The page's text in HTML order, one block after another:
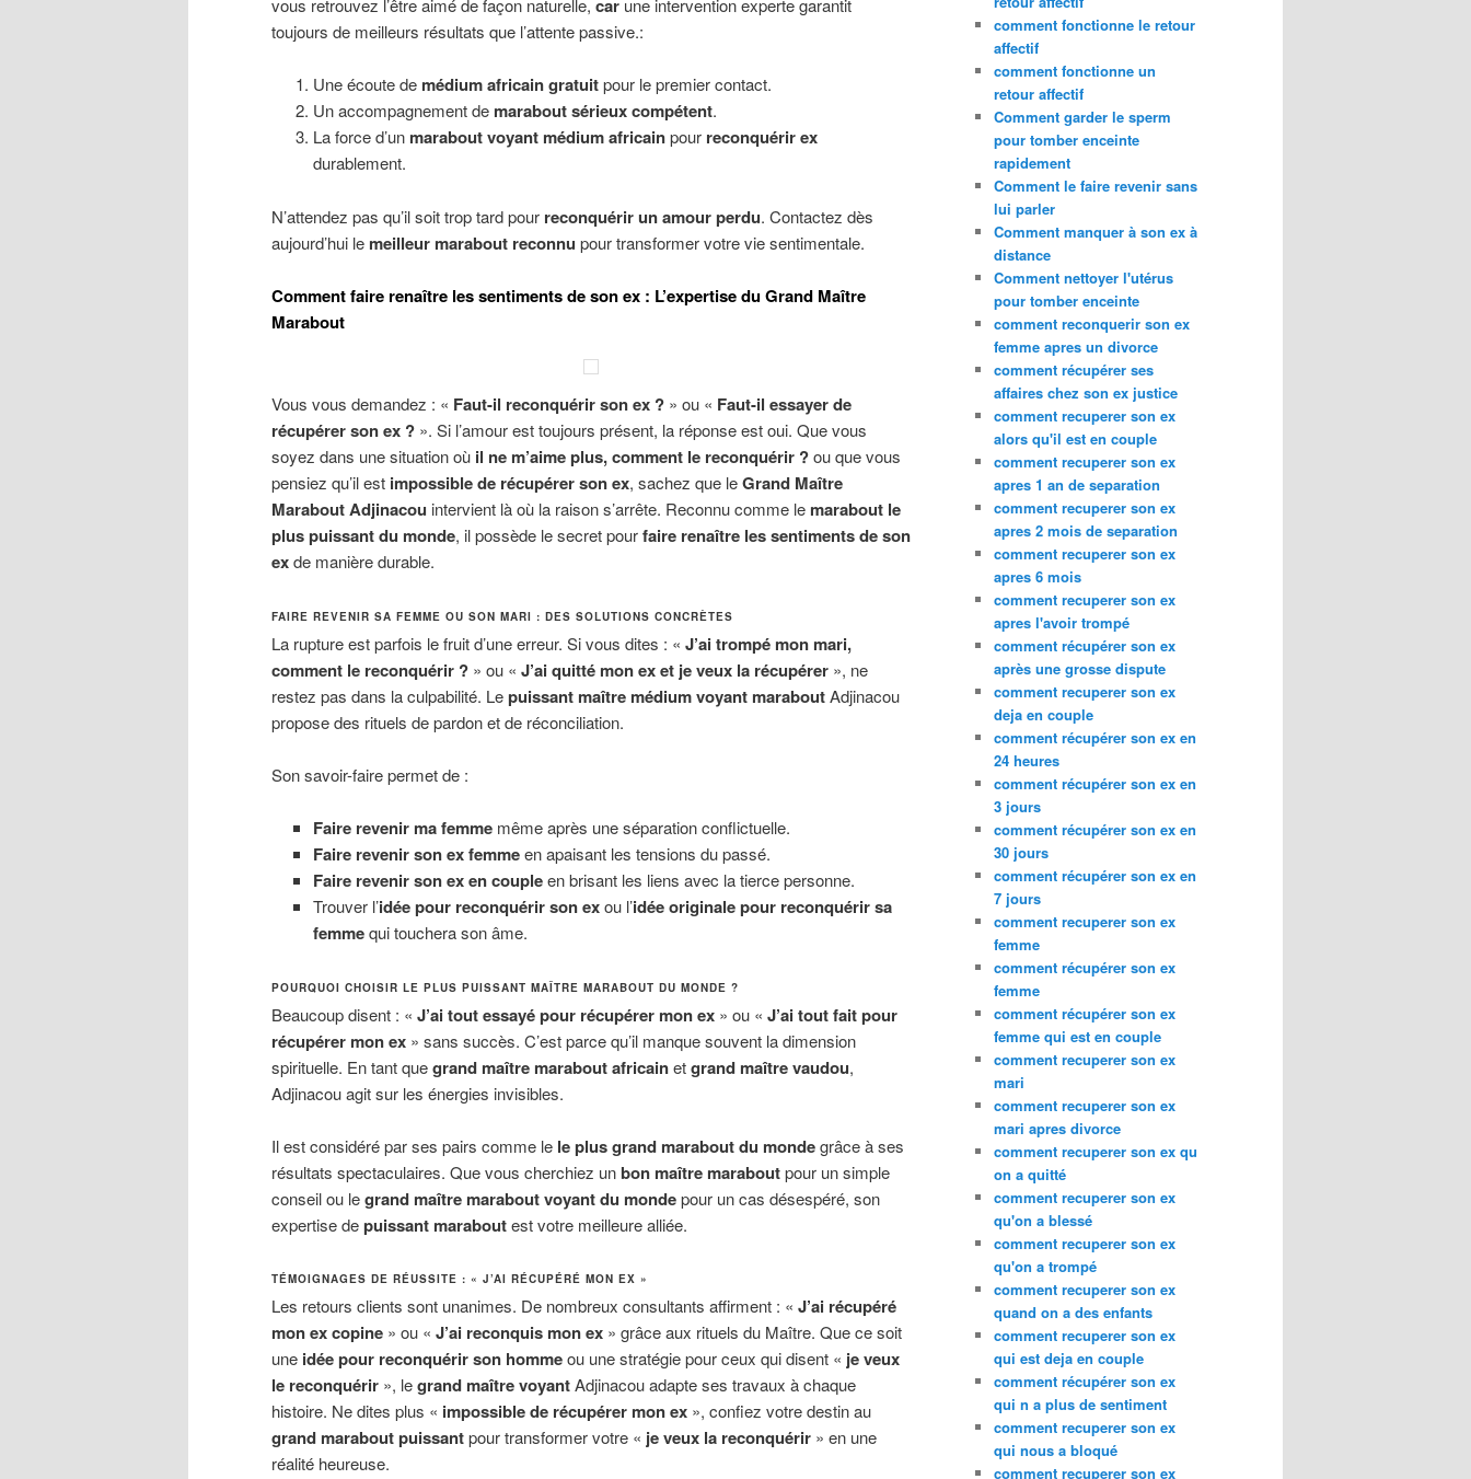
vous retrouvez l’être aimé de façon naturelle, car une intervention experte garantit
toujours de meilleurs résultats que l’attente passive.:
Une écoute de médium africain gratuitpour le premier contact.
Un accompagnement de marabout sérieux compétent.
La force d’un marabout voyant médium africainpour reconquérir ex
durablement.
N’attendez pas qu’il soit trop tard pour reconquérir un amour perdu. Contactez dès
aujourd’hui le meilleur marabout reconnu pour transformer votre vie sentimentale.
Comment faire renaître les sentiments de son ex : L’expertise du Grand Maître
Marabout
Vous vous demandez : « Faut-il reconquérir son ex ? » ou « Faut-il essayer de
récupérer son ex ? ». Si l’amour est toujours présent, la réponse est oui. Que vous
soyez dans une situation où il ne m’aime plus, comment le reconquérir ?ou que vous
pensiez qu’il est impossible de récupérer son ex, sachez que leGrand Maître
Marabout Adjinacou intervient là où la raison s’arrête. Reconnu comme le marabout le
plus puissant du monde, il possède le secret pourfaire renaître les sentiments de son
exde manière durable.
FAIRE REVENIR SA FEMME OU SON MARI : DES SOLUTIONS CONCRÈTES
La rupture est parfois le fruit d’une erreur. Si vous dites : « J’ai trompé mon mari,
comment le reconquérir ? » ou « J’ai quitté mon ex et je veux la récupérer », ne
restez pas dans la culpabilité. Lepuissant maître médium voyant maraboutAdjinacou
propose des rituels de pardon et de réconciliation.
Son savoir-faire permet de :
Faire revenir ma femmemême après une séparation conflictuelle.
Faire revenir son ex femmeen apaisant les tensions du passé.
Faire revenir son ex en coupleen brisant les liens avec la tierce personne.
Trouver l’idée pour reconquérir son exou l’idée originale pour reconquérir sa
femmequi touchera son âme.
POURQUOI CHOISIR LE PLUS PUISSANT MAÎTRE MARABOUT DU MONDE ?
Beaucoup disent : « J’ai tout essayé pour récupérer mon ex » ou « J’ai tout fait pour
récupérer mon ex » sans succès. C’est parce qu’il manque souvent la dimension
spirituelle. En tant quegrand maître marabout africainetgrand maître vaudou,
Adjinacou agit sur les énergies invisibles.
Il est considéré par ses pairs comme le le plus grand marabout du mondegrâce à ses
résultats spectaculaires. Que vous cherchiez unbon maître maraboutpour un simple
conseil ou legrand maître marabout voyant du mondepour un cas désespéré, son
expertise depuissant maraboutest votre meilleure alliée.
TÉMOIGNAGES DE RÉUSSITE : « J’AI RÉCUPÉRÉ MON EX »
Les retours clients sont unanimes. De nombreux consultants affirment : « J’ai récupéré
mon ex copine » ou « J’ai reconquis mon ex » grâce aux rituels du Maître. Que ce soit
une idée pour reconquérir son hommeou une stratégie pour ceux qui disent « je veux
le reconquérir », legrand maître voyantAdjinacou adapte ses travaux à chaque
histoire. Ne dites plus « impossible de récupérer mon ex », confiez votre destin au
grand marabout puissantpour transformer votre « je veux la reconquérir » en une
réalité heureuse.
comment fonctionne le retour
affectif
comment fonctionne un
retour affectif
Comment garder le sperm
pour tomber enceinte
rapidement
Comment le faire revenir sans
lui parler
Comment manquer à son ex à
distance
Comment nettoyer l'utérus
pour tomber enceinte
comment reconquerir son ex
femme apres un divorce
comment récupérer ses
affaires chez son ex justice
comment recuperer son ex
alors qu'il est en couple
comment recuperer son ex
apres 1 an de separation
comment recuperer son ex
apres 2 mois de separation
comment recuperer son ex
apres 6 mois
comment recuperer son ex
apres l'avoir trompé
comment récupérer son ex
après une grosse dispute
comment recuperer son ex
deja en couple
comment récupérer son ex en
24 heures
comment récupérer son ex en
3 jours
comment récupérer son ex en
30 jours
comment récupérer son ex en
7 jours
comment recuperer son ex
femme
comment récupérer son ex
femme
comment récupérer son ex
femme qui est en couple
comment recuperer son ex
mari
comment recuperer son ex
mari apres divorce
comment recuperer son ex qu
on a quitté
comment recuperer son ex
qu'on a blessé
comment recuperer son ex
qu'on a trompé
comment recuperer son ex
quand on a des enfants
comment recuperer son ex
qui est deja en couple
comment récupérer son ex
qui n a plus de sentiment
comment recuperer son ex
qui nous a bloqué
comment recuperer son ex